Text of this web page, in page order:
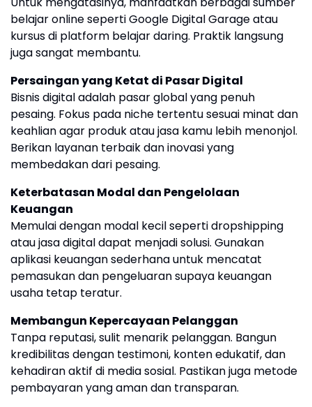
belajar online seperti Google Digital Garage atau
kursus di platform belajar daring. Praktik langsung
juga sangat membantu.
Persaingan yang Ketat di Pasar Digital
Bisnis digital adalah pasar global yang penuh
pesaing. Fokus pada niche tertentu sesuai minat dan
keahlian agar produk atau jasa kamu lebih menonjol.
Berikan layanan terbaik dan inovasi yang
membedakan dari pesaing.
Keterbatasan Modal dan Pengelolaan
Keuangan
Memulai dengan modal kecil seperti dropshipping
atau jasa digital dapat menjadi solusi. Gunakan
aplikasi keuangan sederhana untuk mencatat
pemasukan dan pengeluaran supaya keuangan
usaha tetap teratur.
Membangun Kepercayaan Pelanggan
Tanpa reputasi, sulit menarik pelanggan. Bangun
kredibilitas dengan testimoni, konten edukatif, dan
kehadiran aktif di media sosial. Pastikan juga metode
pembayaran yang aman dan transparan.